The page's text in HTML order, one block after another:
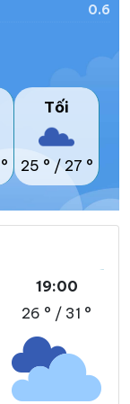
0.6
Tối
25 ° / 27 °
19:00
26 ° / 31 °